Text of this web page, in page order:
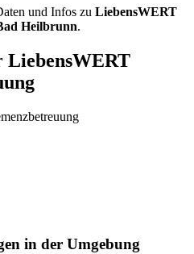
und Infos zu LiebensWERT
Heilbrunn.
LiebensWERT
in der Umgebung